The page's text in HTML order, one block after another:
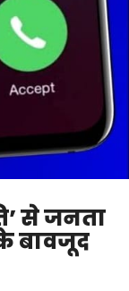
से जनता
बावजूद